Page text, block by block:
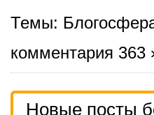
Темы:
комментария 363
Новые посты